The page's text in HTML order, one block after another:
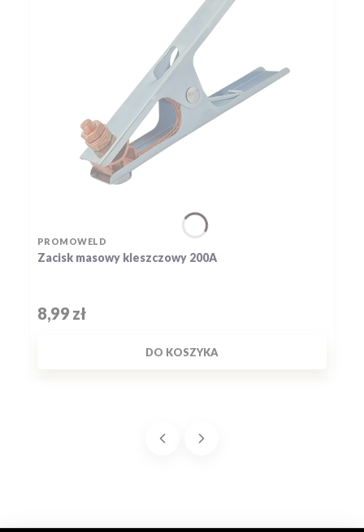
Zacisk masowy kleszczowy 200A
PRODUCENT
PROMOWELD
Cena
8,99 zł
DO KOSZYKA